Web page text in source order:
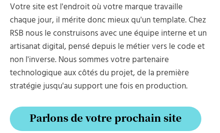
Votre site est l'endroit où votre marque travaille
chaque jour, il mérite donc mieux qu'un template. Chez
RSB nous le construisons avec une équipe interne et un
artisanat digital, pensé depuis le métier vers le code et
non l'inverse. Nous sommes votre partenaire
technologique aux côtés du projet, de la première
stratégie jusqu'au support une fois en production.
Parlons de votre prochain site